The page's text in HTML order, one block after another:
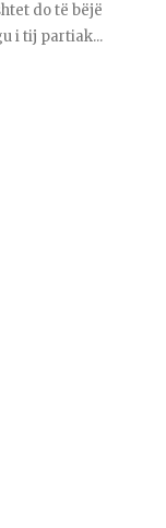
do të bëjë
i tij partiak...